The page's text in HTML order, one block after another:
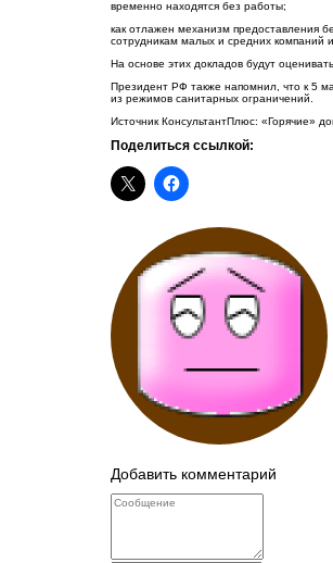
временно находятся без работы;
как отлажен механизм предоставления
сотрудникам малых и средних компаний
На основе этих докладов будут
Президент РФ также напомнил, что к 5
из режимов санитарных ограничений.
Источник КонсультантПлюс: «Горячие»
Поделиться ссылкой:
Добавить комментарий